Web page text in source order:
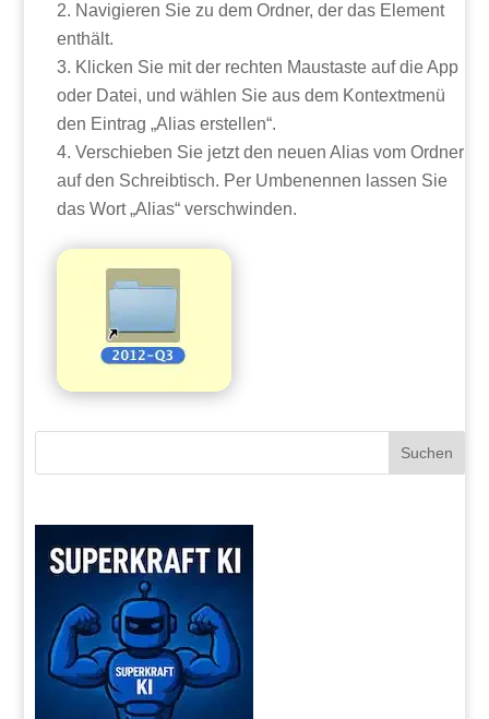
Navigieren Sie zu dem Ordner, der das Element
enthält.
Klicken Sie mit der rechten Maustaste auf die App
oder Datei, und wählen Sie aus dem Kontextmenü
den Eintrag „Alias erstellen“.
Verschieben Sie jetzt den neuen Alias vom Ordner
auf den Schreibtisch. Per Umbenennen lassen Sie
das Wort „Alias“ verschwinden.